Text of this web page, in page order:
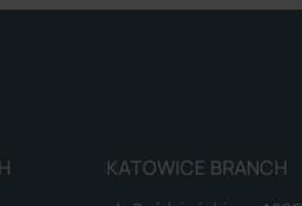
KATOWICE BRANCH